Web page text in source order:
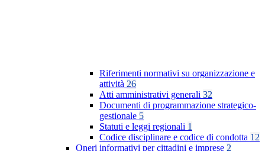
Riferimenti normativi su organizzazione e
attività 26
Atti amministrativi generali 32
Documenti di programmazione strategico-
gestionale 5
Statuti e leggi regionali 1
Codice disciplinare e codice di condotta 12
Oneri informativi per cittadini e imprese 2